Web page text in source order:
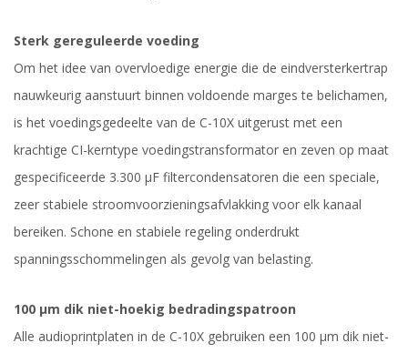
Sterk gereguleerde voeding
Om het idee van overvloedige energie die de eindversterkertrap
nauwkeurig aanstuurt binnen voldoende marges te belichamen,
is het voedingsgedeelte van de C-10X uitgerust met een
krachtige CI-kerntype voedingstransformator en zeven op maat
gespecificeerde 3.300 μF filtercondensatoren die een speciale,
zeer stabiele stroomvoorzieningsafvlakking voor elk kanaal
bereiken. Schone en stabiele regeling onderdrukt
spanningsschommelingen als gevolg van belasting.
100 μm dik niet-hoekig bedradingspatroon
Alle audioprintplaten in de C-10X gebruiken een 100 μm dik niet-